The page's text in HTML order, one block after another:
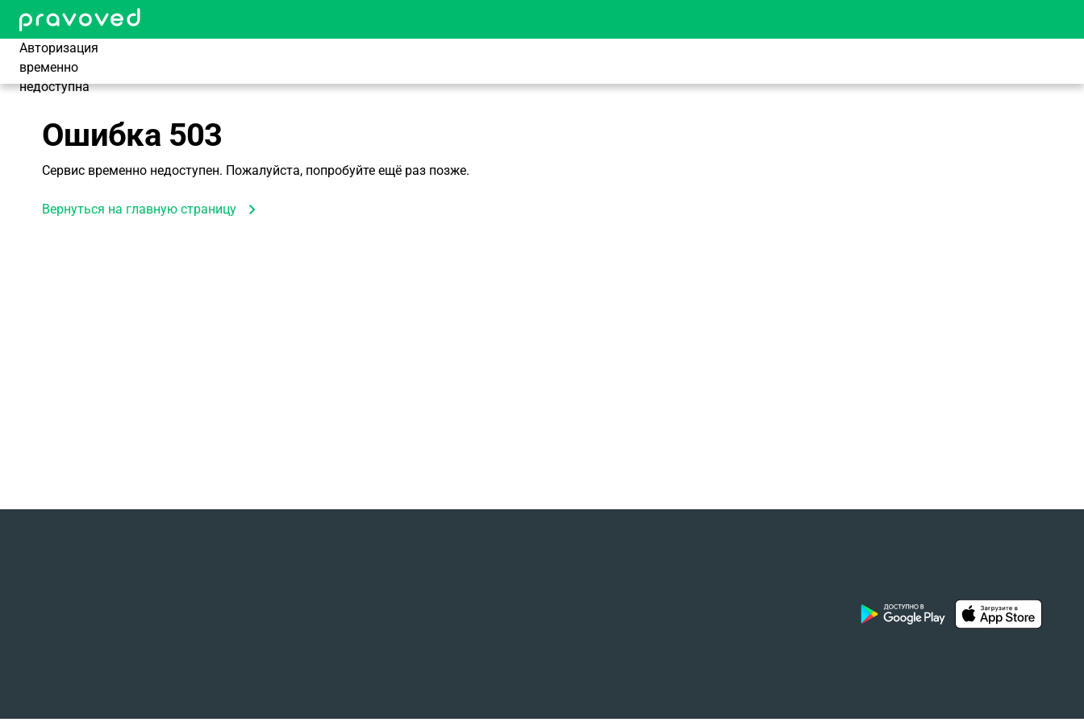
Авторизация
временно
недоступна
Ошибка 503
Сервис временно недоступен. Пожалуйста, попробуйте ещё раз позже.
Вернуться на главную страницу